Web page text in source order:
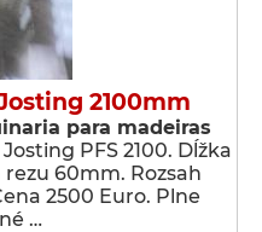
2100mm
para madeiras
PFS 2100. Dĺžka
60mm. Rozsah
2500 Euro. Plne
…